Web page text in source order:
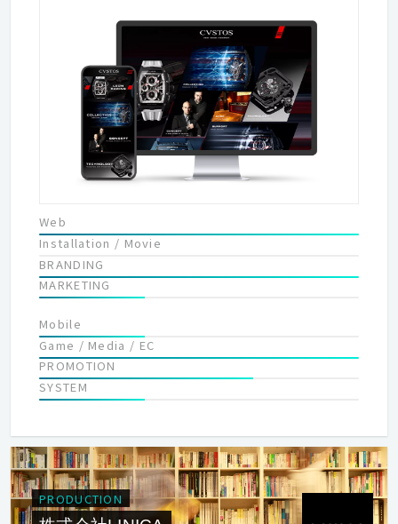
Web
Installation / Movie
BRANDING
MARKETING
Mobile
Game / Media / EC
PROMOTION
SYSTEM
PRODUCTION